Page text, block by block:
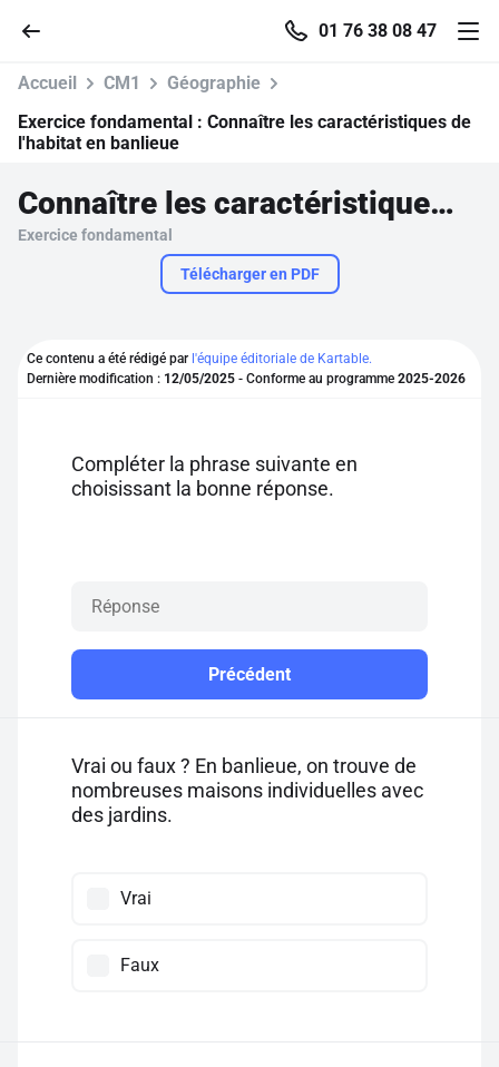
01 76 38 08 47
Parcourir
Se connecter
Pour profiter de 10 contenus offerts.
Accueil CM1
Géographie
Exercice fondamental : Connaître les caractéristiques de
l'habitat en banlieue
Connaître les caractéristiques de l'habitat en banlieue
Exercice fondamental
Télécharger en PDF
Ce contenu a été rédigé par l'équipe éditoriale de Kartable.
Dernière modification : 12/05/2025 - Conforme au programme 2025-2026
Compléter la phrase suivante en
choisissant la bonne réponse.
Précédent
Vrai ou faux ? En banlieue, on trouve de
nombreuses maisons individuelles avec
des jardins.
Vrai
Faux